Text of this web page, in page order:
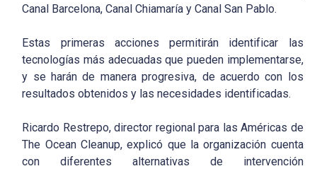
Canal Barcelona, Canal Chiamaría y Canal San Pablo.
Estas primeras acciones permitirán identificar las
tecnologías más adecuadas que pueden implementarse,
y se harán de manera progresiva, de acuerdo con los
resultados obtenidos y las necesidades identificadas.
Ricardo Restrepo, director regional para las Américas de
The Ocean Cleanup, explicó que la organización cuenta
con diferentes alternativas de intervención